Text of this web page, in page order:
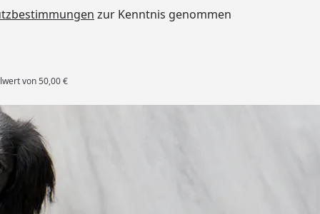
zur Kenntnis genommen
von 50,00 €